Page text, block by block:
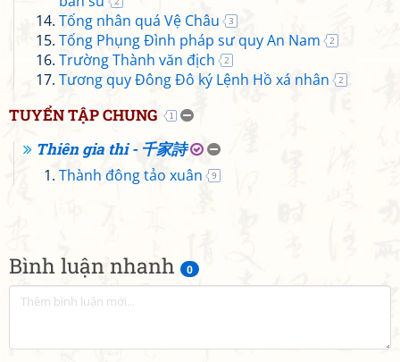
Bình luận nhanh 0
Tống nhân quá Vệ Châu 3
Tống Phụng Đình pháp sư quy An Nam 2
Trường Thành văn địch 2
Tương quy Đông Đô ký Lệnh Hồ xá nhân 2
TUYỂN TẬP CHUNG 1
Thiên gia thi - 千家詩
Thành đông tảo xuân 9